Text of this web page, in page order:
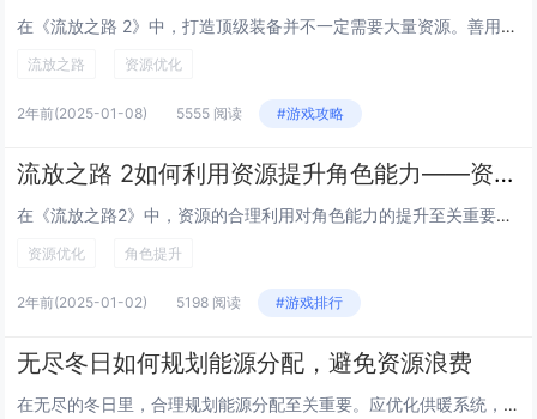
在《流放之路 2》中，打造顶级装备并不一定需要大量资源。善用低级地图和怪物词缀，通过刷取特定区域的怪物获取稀有材料。利用拍卖行寻找性价比高的装备和材料，避免高价购买热门物品。合理规划技能树点数，专注于核心技能提升，减少不必要的分支加点。多关...
流放之路 资源优化
2年前(2025-01-08) 5555 阅读 #游戏攻略
流放之路 2如何利用资源提升角色能力——资源优化使用技巧
在《流放之路2》中，资源的合理利用对角色能力的提升至关重要。玩家应优先获取并分配高价值的通货道具，如“混沌石”和“化石”，以优化装备打造。通过精准使用“升华货币”和“技能宝石经验书”，可有效提升角色属性与技能等级。合理规划地图碎片和异界图鉴...
资源优化 角色提升
2年前(2025-01-02) 5198 阅读 #游戏排行
无尽冬日如何规划能源分配，避免资源浪费
在无尽的冬日里，合理规划能源分配至关重要。应优化供暖系统，确保热量高效传递，减少不必要的能量损耗。采用智能温控设备，根据实际需求调节温度，避免过度加热。推广可再生能源的使用，如太阳能和风能，减轻对传统能源的依赖。加强建筑保温措施，减少热量散...